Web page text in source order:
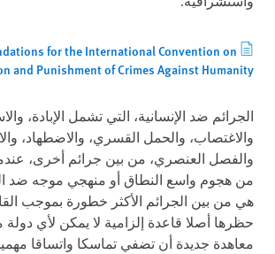
for the International Convention on
and Punishment of Crimes Against Humanity
الجرائم ضد الإنسانية، التي تشمل الإبادة،
والاغتصاب، والحمل القسري، والاضطهاد،
والفصل العنصري، من بين جرائم أخرى،
من هجوم واسع النطاق أو منهجي موجه ضد
هي من بين الجرائم الأكثر خطورة بموجب
حظرها أصلا قاعدة إلزامية لا يمكن لأي
معاهدة جديدة أن تضفي تماسكا واتساقا